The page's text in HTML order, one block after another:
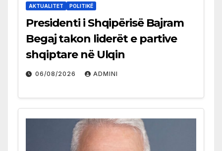
AKTUALITET POLITIKË
Presidenti i Shqipërisë Bajram
Begaj takon liderët e partive
shqiptare në Ulqin
06/08/2026 ADMINI